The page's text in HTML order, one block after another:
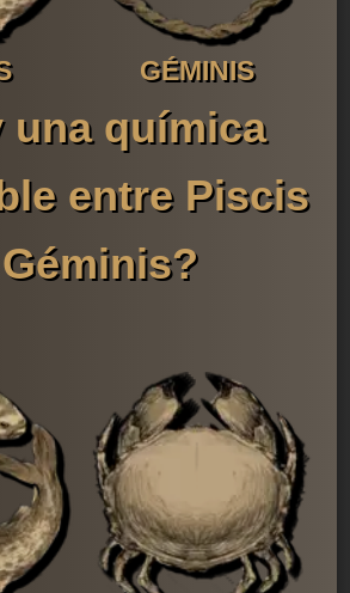
GÉMINIS
una química
entre Piscis